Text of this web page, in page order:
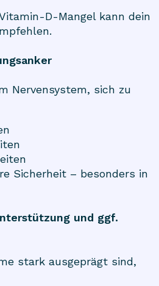
D-Mangel kann dein
Nervensystem, sich zu
Sicherheit – besonders in
und ggf.
stark ausgeprägt sind,